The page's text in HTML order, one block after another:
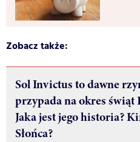
Zobacz także:
Sol Invictus to dawne
przypada na okres świąt
Jaka jest jego historia?
Słońca?